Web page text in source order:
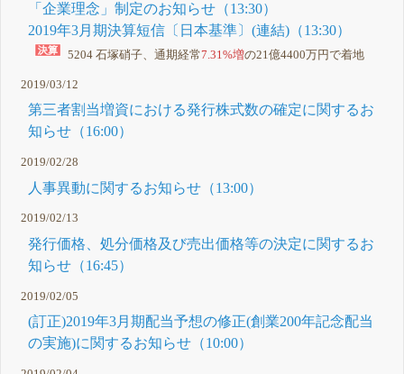
「企業理念」制定のお知らせ（13:30）
2019年3月期決算短信〔日本基準〕(連結)（13:30）
5204 石塚硝子、通期経常7.31%増の21億4400万円で着地
2019/03/12
第三者割当増資における発行株式数の確定に関するお
知らせ（16:00）
2019/02/28
人事異動に関するお知らせ（13:00）
2019/02/13
発行価格、処分価格及び売出価格等の決定に関するお
知らせ（16:45）
2019/02/05
(訂正)2019年3月期配当予想の修正(創業200年記念配当
の実施)に関するお知らせ（10:00）